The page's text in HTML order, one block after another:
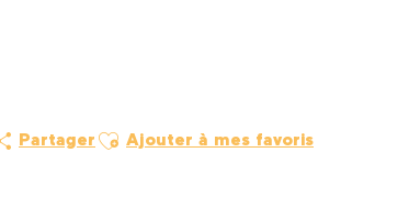
Partager Ajouter aux favoris
Ajouter à mes favoris